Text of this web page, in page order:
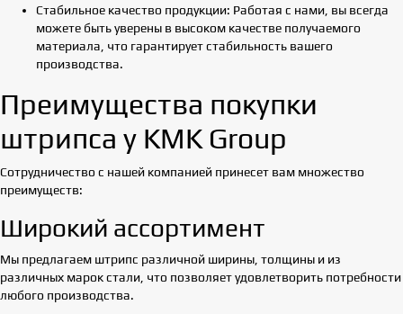
Стабильное качество продукции: Работая с нами, вы всегда
можете быть уверены в высоком качестве получаемого
материала, что гарантирует стабильность вашего
производства.
Преимущества покупки
штрипса у KMK Group
Сотрудничество с нашей компанией принесет вам множество
преимуществ:
Широкий ассортимент
Мы предлагаем штрипс различной ширины, толщины и из
различных марок стали, что позволяет удовлетворить потребности
любого производства.